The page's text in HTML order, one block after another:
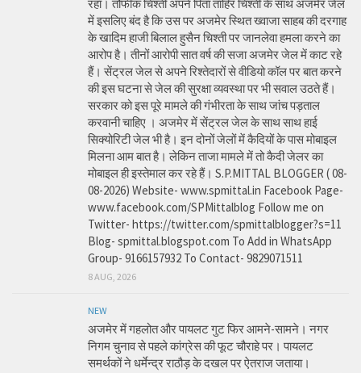
रहा। तौफीक चिश्ती अपने पिता ताहिर चिश्ती के साथ अजमेर जेल
में इसलिए बंद है कि उस पर अजमेर स्थित ख्वाजा साहब की दरगाह
के खादिम हाजी बिलाल हुसैन चिश्ती पर जानलेवा हमला करने का
आरोप है। तीनों आरोपी सात वर्ष की सजा अजमेर जेल में काट रहे
हैं। सेंट्रल जेल से अपने रिश्तेदारों से वीडियो कॉल पर बात करने
की इस घटना से जेल की सुरक्षा व्यवस्था पर भी सवाल उठते हैं।
सरकार को इस पूरे मामले की गंभीरता के साथ जांच पड़ताल
करवानी चाहिए । अजमेर में सेंट्रल जेल के साथ साथ हाई
सिक्योरिटी जेल भी है। इन दोनों जेलों में कैदियों के पास मोबाइल
मिलना आम बात है। लेकिन ताजा मामले में तो कैदी जेलर का
मोबाइल ही इस्तेमाल कर रहे हैं। S.P.MITTAL BLOGGER ( 08-
08-2026) Website- www.spmittal.in Facebook Page-
www.facebook.com/SPMittalblog Follow me on
Twitter- https://twitter.com/spmittalblogger?s=11
Blog- spmittal.blogspot.com To Add in WhatsApp
Group- 9166157932 To Contact- 9829071511
8 AUG, 2026
NEW
अजमेर में गहलोत और पायलट गुट फिर आमने-सामने। नगर
निगम चुनाव से पहले कांग्रेस की फूट चौराहे पर। पायलट
समर्थकों ने धर्मेन्द्र राठौड़ के दखल पर ऐतराज जताया।